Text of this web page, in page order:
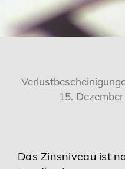
Karriere
15.
Das Zinsniveau ist